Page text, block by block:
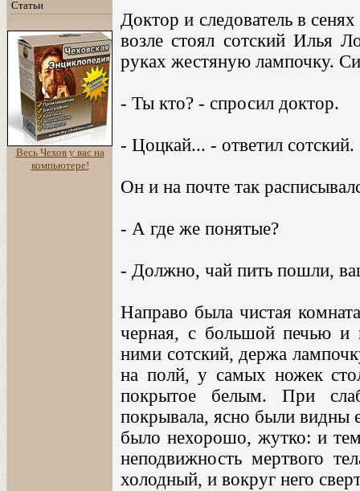
Статьи
Весь Чехов у вас на
компьютере!
Доктор и следователь в
возле стоял сотский Илья
руках жестяную лампочку.
- Ты кто? - спросил доктор.
- Цоцкай... - ответил сотский.
Он и на почте так
- А где же понятые?
- Должно, чай пить пошли,
Направо была чистая
черная, с большой печью и
ними сотский, держа
на полй, у самых ножек
покрытое белым. При
покрывала, ясно были видны
было нехорошо, жутко: и
неподвижность мертвого
холодный, и вокруг него